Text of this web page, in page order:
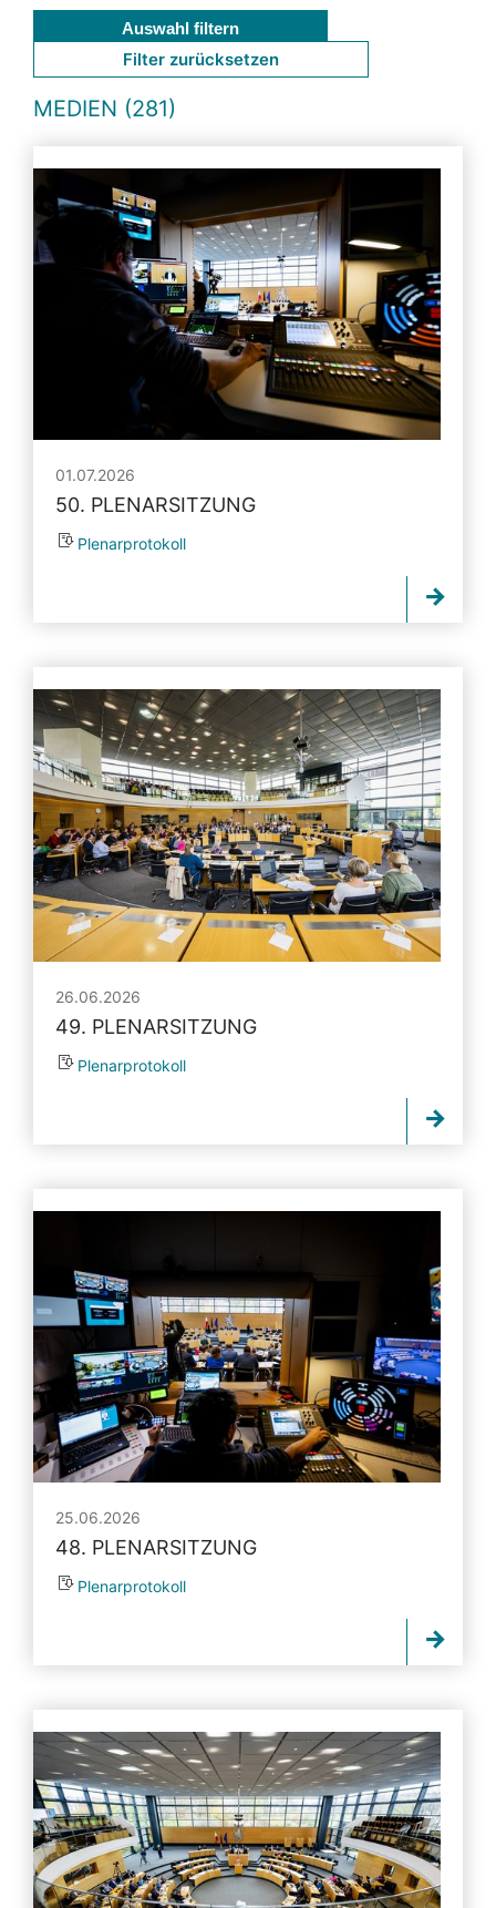
Auswahl filtern
Filter zurücksetzen
MEDIEN (281)
01.07.2026
50. PLENARSITZUNG
Plenarprotokoll
26.06.2026
49. PLENARSITZUNG
Plenarprotokoll
25.06.2026
48. PLENARSITZUNG
Plenarprotokoll